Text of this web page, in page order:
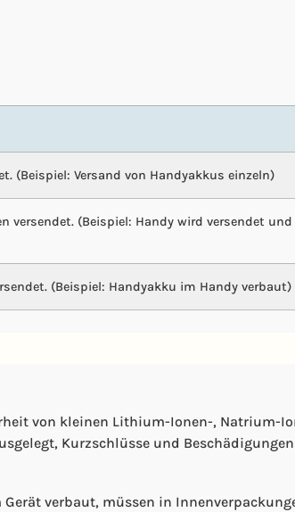
(Beispiel: Versand von Handyakkus einzeln)
versendet. (Beispiel: Handy wird versendet und
(Beispiel: Handyakku im Handy verbaut)
von kleinen Lithium-Ionen-, Natrium-
Kurzschlüsse und Beschädigungen
verbaut, müssen in